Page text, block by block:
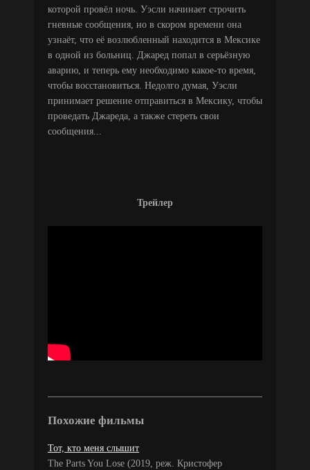
которой провёл ночь. Уэсли начинает строчить
гневные сообщения, но в скором времени она
узнаёт, что её возлюбленный находится в Мексике
в одной из больниц. Джаред попал в серьёзную
аварию, и теперь ему необходимо какое-то время,
чтобы восстановиться. Недолго думая, Уэсли
принимает решение отправиться в Мексику, чтобы
проведать Джареда, а также стереть свои
сообщения...
Трейлер
Похожие фильмы
Тот, кто меня слышит
The Parts You Lose (2019, реж. Кристофер